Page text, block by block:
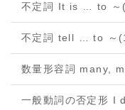
不定詞 It is … to ～
不定詞 tell … to ～
数量形容詞 many,
一般動詞の否定形